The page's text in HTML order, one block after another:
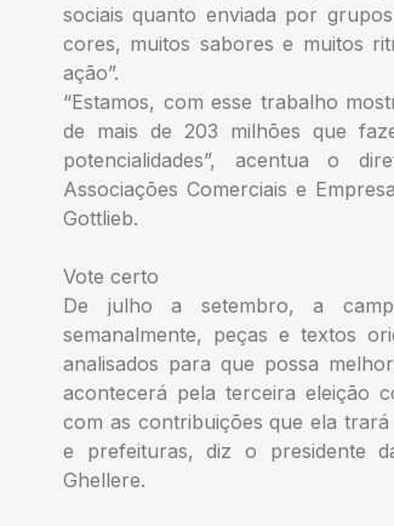
sociais quanto enviada por
cores, muitos sabores e muitos
ação”.
“Estamos, com esse trabalho
de mais de 203 milhões que
potencialidades”, acentua o
Associações Comerciais e
Gottlieb.
Vote certo
De julho a setembro, a
semanalmente, peças e textos
analisados para que possa
acontecerá pela terceira eleição
com as contribuições que ela
e prefeituras, diz o presidente
Ghellere.